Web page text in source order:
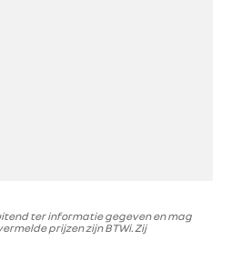
ter informatie gegeven en mag
prijzen zijn BTWi. Zij